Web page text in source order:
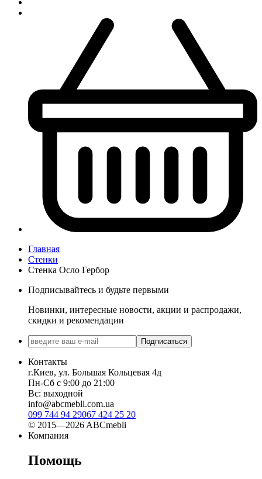
Главная
Стенки
Стенка Осло Гербор
Подписывайтесь и будьте первыми
Новинки, интересные новости, акции и распродажи,
скидки и рекомендации
Подписаться
Контакты
г.Киев, ул. Большая Кольцевая 4д
Пн-Сб с 9:00 до 21:00
Вс: выходной
info@abcmebli.com.ua
099 744 94 29067 424 25 20
© 2015—2026 ABCmebli
Компания
Помощь